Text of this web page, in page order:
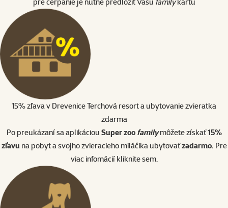
15% zľava v Drevenice Terchová resort a ubytovanie zvieratka
zdarma
Po preukázaní sa aplikáciou Super zoofamily môžete získať15%
zľavu na pobyt a svojho zvieracieho miláčika ubytovaťzadarmo. Pre
viac infomácií kliknite sem.